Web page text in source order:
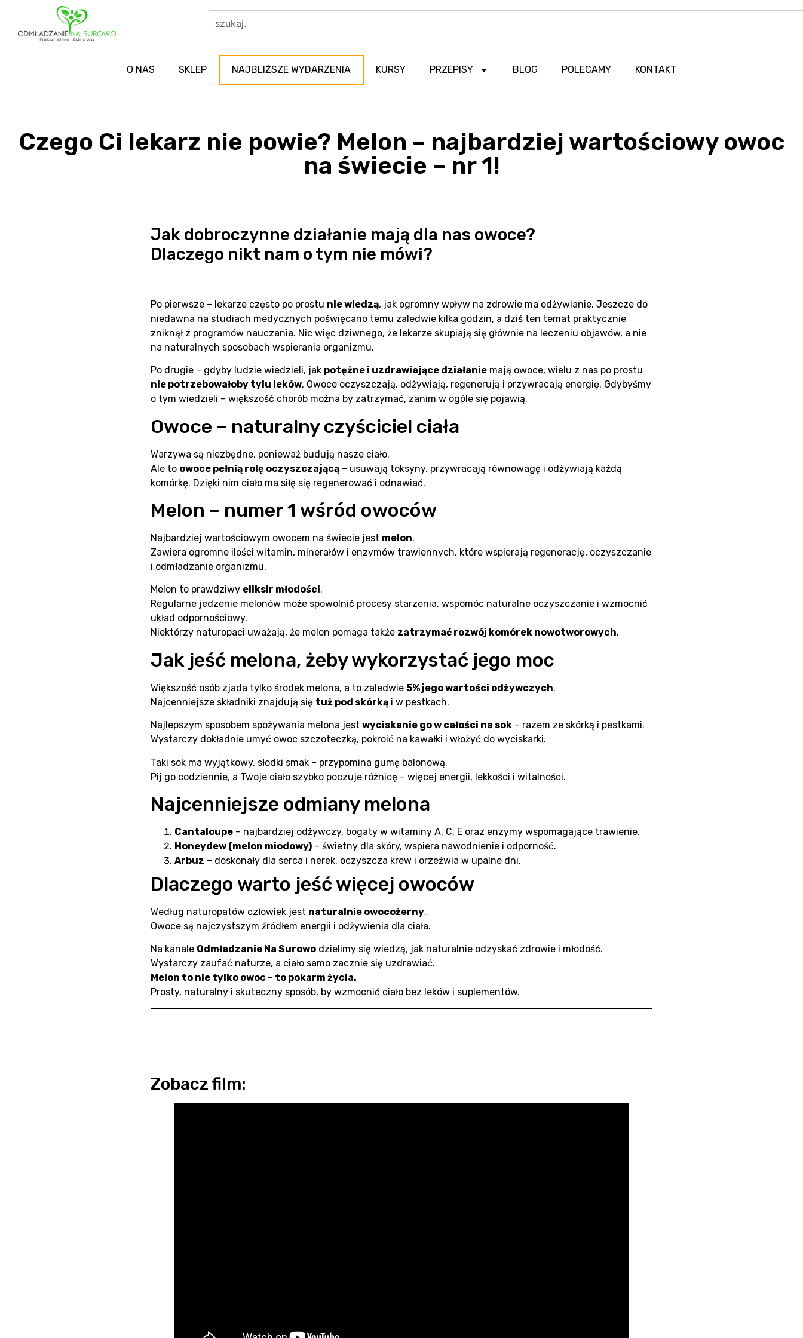
O NAS SKLEP NAJBLIŻSZE WYDARZENIA KURSY PRZEPISY BLOG POLECAMY KONTAKT
Czego Ci lekarz nie powie? Melon – najbardziej wartościowy owoc
na świecie – nr 1!
Jak dobroczynne działanie mają dla nas owoce?
Dlaczego nikt nam o tym nie mówi?
Po pierwsze – lekarze często po prostu nie wiedzą, jak ogromny wpływ na zdrowie ma odżywianie. Jeszcze do
niedawna na studiach medycznych poświęcano temu zaledwie kilka godzin, a dziś ten temat praktycznie
zniknął z programów nauczania. Nic więc dziwnego, że lekarze skupiają się głównie na leczeniu objawów, a nie
na naturalnych sposobach wspierania organizmu.
Po drugie – gdyby ludzie wiedzieli, jak potężne i uzdrawiające działanie mają owoce, wielu z nas po prostu
nie potrzebowałoby tylu leków. Owoce oczyszczają, odżywiają, regenerują i przywracają energię. Gdybyśmy
o tym wiedzieli – większość chorób można by zatrzymać, zanim w ogóle się pojawią.
Owoce – naturalny czyściciel ciała
Warzywa są niezbędne, ponieważ budują nasze ciało.
Ale to owoce pełnią rolę oczyszczającą – usuwają toksyny, przywracają równowagę i odżywiają każdą
komórkę. Dzięki nim ciało ma siłę się regenerować i odnawiać.
Melon – numer 1 wśród owoców
Najbardziej wartościowym owocem na świecie jest melon.
Zawiera ogromne ilości witamin, minerałów i enzymów trawiennych, które wspierają regenerację, oczyszczanie
i odmładzanie organizmu.
Melon to prawdziwy eliksir młodości.
Regularne jedzenie melonów może spowolnić procesy starzenia, wspomóc naturalne oczyszczanie i wzmocnić
układ odpornościowy.
Niektórzy naturopaci uważają, że melon pomaga także zatrzymać rozwój komórek nowotworowych.
Jak jeść melona, żeby wykorzystać jego moc
Większość osób zjada tylko środek melona, a to zaledwie 5% jego wartości odżywczych.
Najcenniejsze składniki znajdują się tuż pod skórką i w pestkach.
Najlepszym sposobem spożywania melona jest wyciskanie go w całości na sok – razem ze skórką i pestkami.
Wystarczy dokładnie umyć owoc szczoteczką, pokroić na kawałki i włożyć do wyciskarki.
Taki sok ma wyjątkowy, słodki smak – przypomina gumę balonową.
Pij go codziennie, a Twoje ciało szybko poczuje różnicę – więcej energii, lekkości i witalności.
Najcenniejsze odmiany melona
Cantaloupe – najbardziej odżywczy, bogaty w witaminy A, C, E oraz enzymy wspomagające trawienie.
Honeydew (melon miodowy) – świetny dla skóry, wspiera nawodnienie i odporność.
Arbuz – doskonały dla serca i nerek, oczyszcza krew i orzeźwia w upalne dni.
Dlaczego warto jeść więcej owoców
Według naturopatów człowiek jest naturalnie owocożerny.
Owoce są najczystszym źródłem energii i odżywienia dla ciała.
Na kanale Odmładzanie Na Surowo dzielimy się wiedzą, jak naturalnie odzyskać zdrowie i młodość.
Wystarczy zaufać naturze, a ciało samo zacznie się uzdrawiać.
Melon to nie tylko owoc – to pokarm życia.
Prosty, naturalny i skuteczny sposób, by wzmocnić ciało bez leków i suplementów.
Zobacz film: